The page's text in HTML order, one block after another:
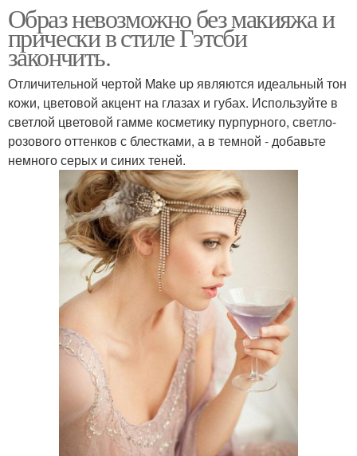
прически
Образ невозможно без макияжа и
прически в стиле Гэтсби
закончить.
Отличительной чертой Make up являются идеальный тон
кожи, цветовой акцент на глазах и губах. Используйте в
светлой цветовой гамме косметику пурпурного, светло-
розового оттенков с блестками, а в темной - добавьте
немного серых и синих теней.